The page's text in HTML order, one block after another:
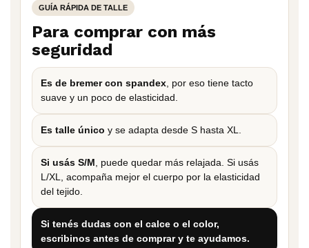
GUÍA RÁPIDA DE TALLE
Para comprar con más
seguridad
Es de bremer con spandex , por eso tiene tacto
suave y un poco de elasticidad.
Es talle único y se adapta desde S hasta XL.
Si usás S/M , puede quedar más relajada. Si usás
L/XL, acompaña mejor el cuerpo por la elasticidad
del tejido.
Si tenés dudas con el calce o el color,
escribinos antes de comprar y te ayudamos.